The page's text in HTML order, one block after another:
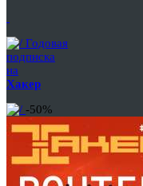
Годовая
подписка
на
Хакер
-50%